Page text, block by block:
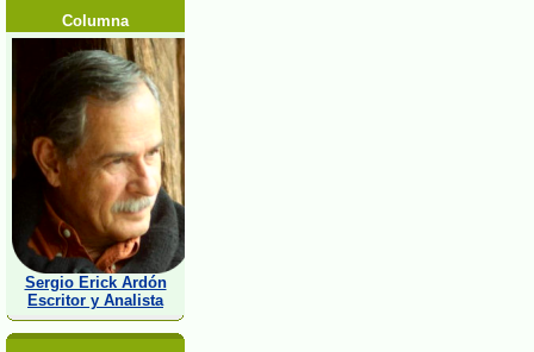
Columna
Sergio Erick Ardón
Escritor y Analista